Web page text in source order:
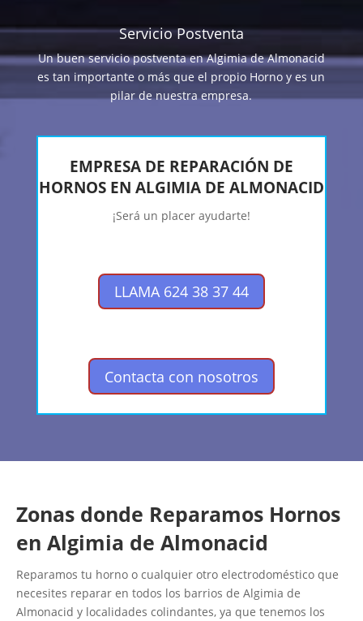
Servicio Postventa
Un buen servicio postventa en Algimia de Almonacid
es tan importante o más que el propio Horno y es un
pilar de nuestra empresa.
EMPRESA DE REPARACIÓN DE
HORNOS EN ALGIMIA DE ALMONACID
¡Será un placer ayudarte!
LLAMA 624 38 37 44
Contacta con nosotros
Zonas donde Reparamos Hornos
en Algimia de Almonacid
Reparamos tu horno o cualquier otro electrodoméstico que
necesites reparar en todos los barrios de Algimia de
Almonacid y localidades colindantes, ya que tenemos los